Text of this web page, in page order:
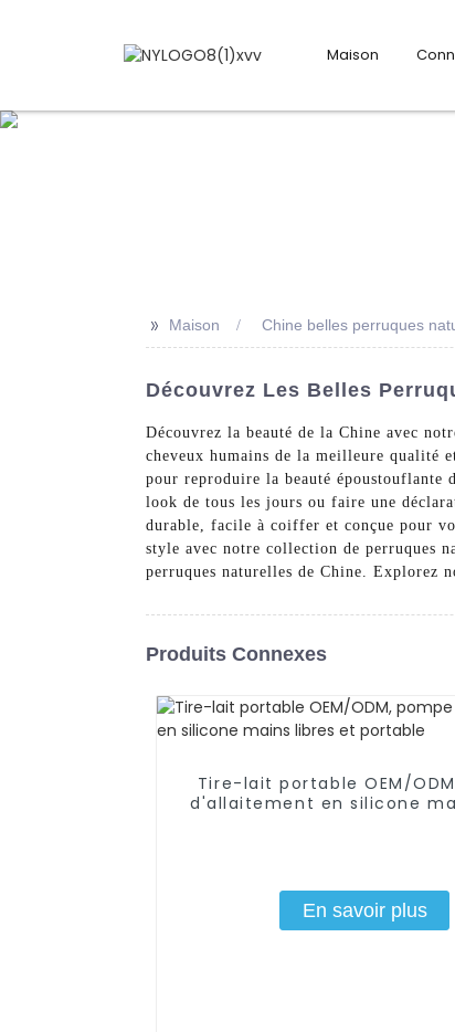
Maison
>> Maison Chine belles perruques
Découvrez Les Belles
Découvrez la beauté de la Chine avec
cheveux humains de la meilleure qualité
pour reproduire la beauté époustouflante
look de tous les jours ou faire une
durable, facile à coiffer et conçue pour
style avec notre collection de perruques
perruques naturelles de Chine. Explorez
Produits Connexes
Tire-lait portable OEM/
d'allaitement en silicone
En savoir plus